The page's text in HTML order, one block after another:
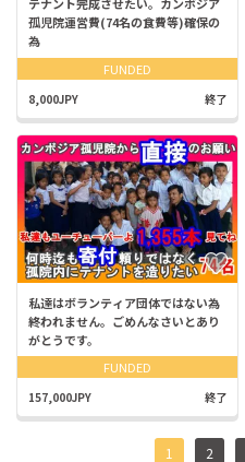
孤児院運営費(74名の食費等)確保の
為
FUNDED
8,000JPY 終了
私達はボランティア団体ではない為
終われません。ごめんなさいとあり
がとうです。
FUNDED
157,000JPY 終了
1 2